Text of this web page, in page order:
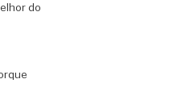
do